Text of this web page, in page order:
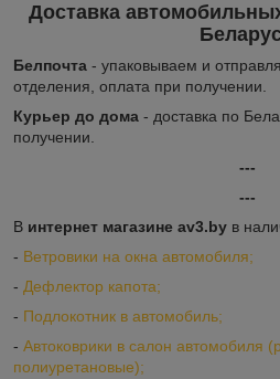
Доставка
Белпочта - упаковываем и
отделения, оплата при получении.
Курьер до дома - доставка по
получении.
---
---
В интернет магазине av3.by в
- Ветровики на окна автомобиля;
- Дефлектор капота;
- Подлокотник в автомобиль;
- Автоковрики в салон автомобиля
полиуретановые);